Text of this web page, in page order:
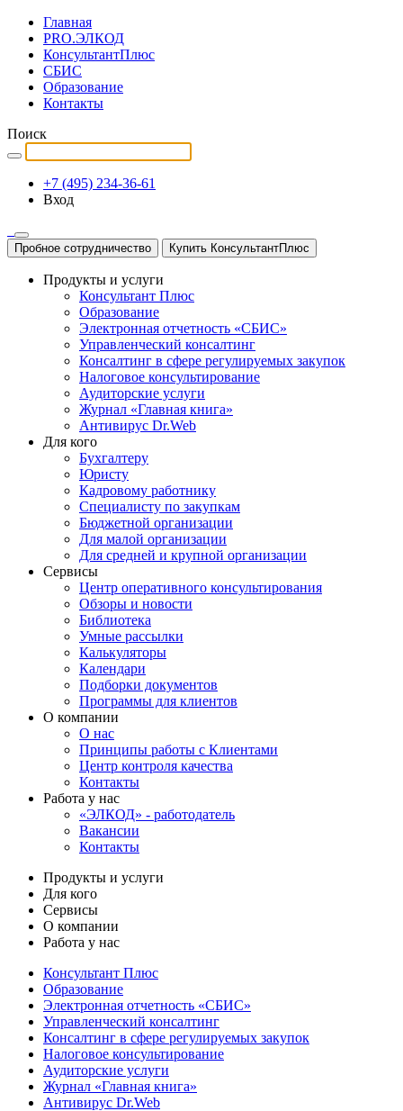
Главная
PRO.ЭЛКОД
КонсультантПлюс
СБИС
Образование
Контакты
Поиск
+7 (495) 234-36-61
Вход
Пробное сотрудничество Купить КонсультантПлюс
Продукты и услуги
Консультант Плюс
Образование
Электронная отчетность «СБИС»
Управленческий консалтинг
Консалтинг в сфере регулируемых закупок
Налоговое консультирование
Аудиторские услуги
Журнал «Главная книга»
Антивирус Dr.Web
Для кого
Бухгалтеру
Юристу
Кадровому работнику
Специалисту по закупкам
Бюджетной организации
Для малой организации
Для средней и крупной организации
Сервисы
Центр оперативного консультирования
Обзоры и новости
Библиотека
Умные рассылки
Калькуляторы
Календари
Подборки документов
Программы для клиентов
О компании
О нас
Принципы работы с Клиентами
Центр контроля качества
Контакты
Работа у нас
«ЭЛКОД» - работодатель
Вакансии
Контакты
Продукты и услуги
Для кого
Сервисы
О компании
Работа у нас
Консультант Плюс
Образование
Электронная отчетность «СБИС»
Управленческий консалтинг
Консалтинг в сфере регулируемых закупок
Налоговое консультирование
Аудиторские услуги
Журнал «Главная книга»
Антивирус Dr.Web